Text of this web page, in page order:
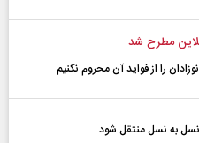
مطرح شد
را از فواید آن محروم نکنیم
به نسل منتقل شود